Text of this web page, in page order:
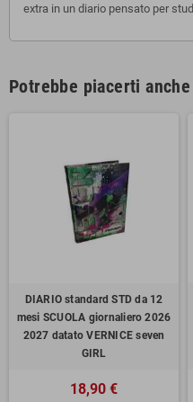
extra in un diario pensato per
Potrebbe piacerti anche
DIARIO standard STD da 12
mesi SCUOLA giornaliero 2026
2027 datato VERNICE seven
GIRL
18,90 €